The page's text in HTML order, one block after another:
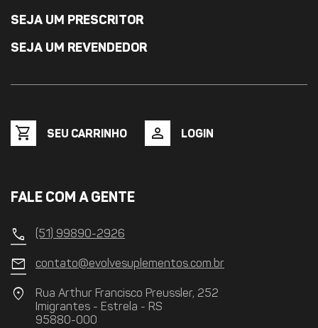
SEJA UM PRESCRITOR
SEJA UM REVENDEDOR
shopping_cart SEU CARRINHO person LOGIN
FALE COM A GENTE
call (51) 99890-2926
mail contato@evolvesuplementos.com.br
location_on
Rua Arthur Francisco Preussler, 252
Imigrantes - Estrela - RS
95880-000